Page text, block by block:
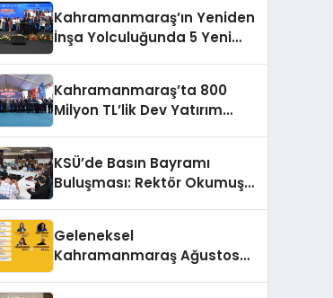
Kahramanmaraş’ın Yeniden
İnşa Yolculuğunda 5 Yeni
Kahramanmaraş’ta 800
Milyon TL’lik Dev Yatırım
KSÜ’de Basın Bayramı
Buluşması: Rektör Okumuş
Geleneksel
Kahramanmaraş Ağustos